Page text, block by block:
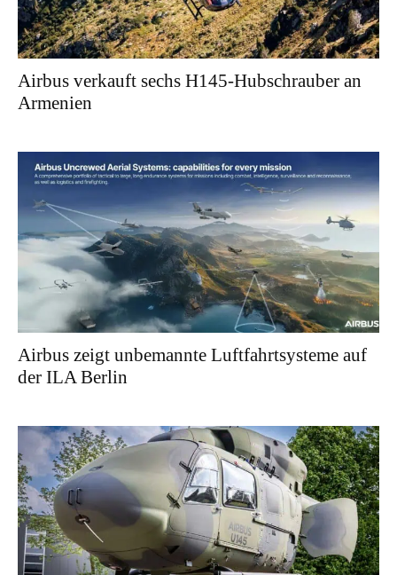
Airbus verkauft sechs H145-Hubschrauber an
Armenien
Airbus zeigt unbemannte Luftfahrtsysteme auf
der ILA Berlin